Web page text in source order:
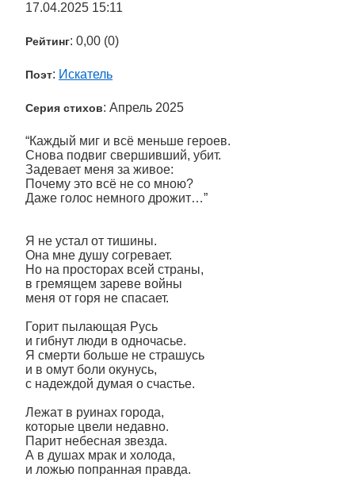
17.04.2025 15:11
Рейтинг: 0,00 (0)
Поэт: Искатель
Серия стихов: Апрель 2025
“Каждый миг и всё меньше героев.
Снова подвиг свершивший, убит.
Задевает меня за живое:
Почему это всё не со мною?
Даже голос немного дрожит…”
Я не устал от тишины.
Она мне душу согревает.
Но на просторах всей страны,
в гремящем зареве войны
меня от горя не спасает.
Горит пылающая Русь
и гибнут люди в одночасье.
Я смерти больше не страшусь
и в омут боли окунусь,
с надеждой думая о счастье.
Лежат в руинах города,
которые цвели недавно.
Парит небесная звезда.
А в душах мрак и холода,
и ложью попранная правда.